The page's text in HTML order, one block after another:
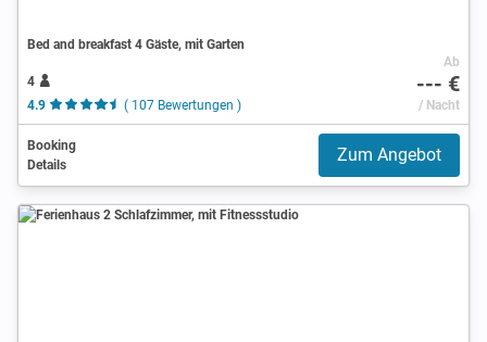
Bed and breakfast 4 Gäste, mit Garten
4
4.9
( 107 Bewertungen )
Ab
--- €
/ Nacht
Booking
Details
Zum Angebot